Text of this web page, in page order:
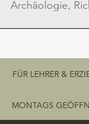
FÜR LEHRER &
MONTAGS